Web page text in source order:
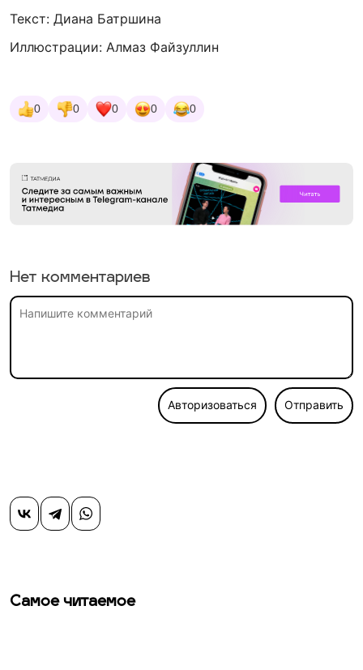
Текст: Диана Батршина
Иллюстрации: Алмаз Файзуллин
0 0 0 0 0
Нет комментариев
Авторизоваться Отправить
Самое читаемое